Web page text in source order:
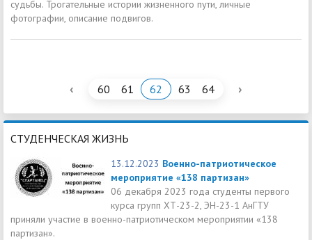
судьбы. Трогательные истории жизненного пути, личные
фотографии, описание подвигов.
‹ 60 61 62 63 64 ›
СТУДЕНЧЕСКАЯ ЖИЗНЬ
13.12.2023 Военно-патриотическое
мероприятие «138 партизан»
06 декабря 2023 года студенты первого
курса групп ХТ-23-2, ЭН-23-1 АнГТУ
приняли участие в военно-патриотическом мероприятии «138
партизан».